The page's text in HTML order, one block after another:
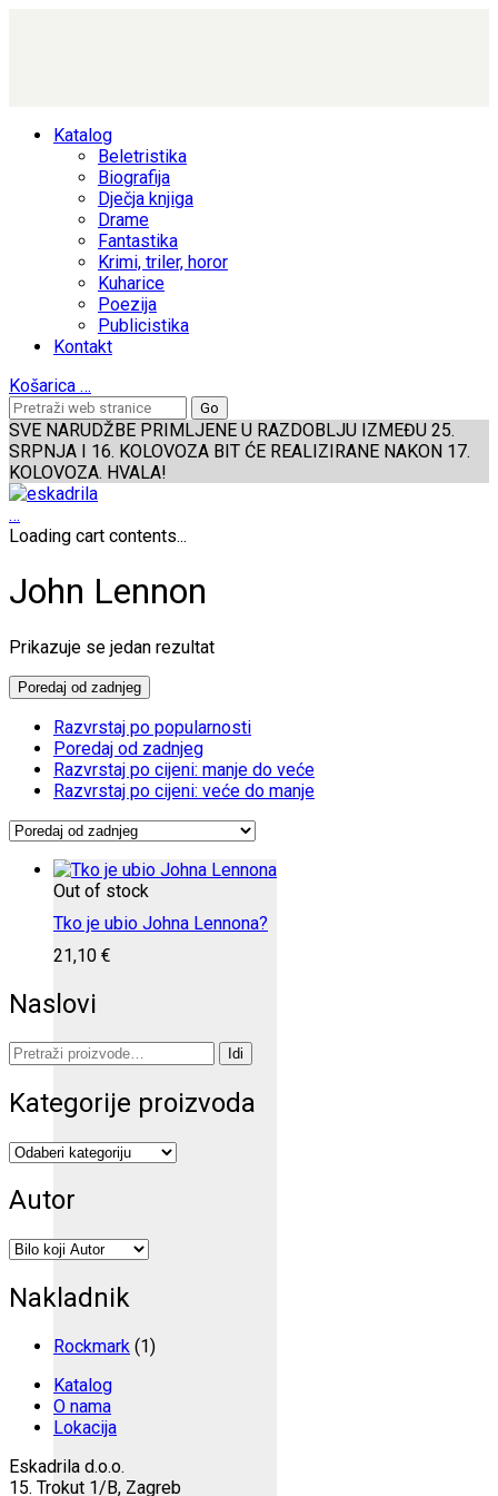
Katalog
Beletristika
Biografija
Dječja knjiga
Drame
Fantastika
Krimi, triler, horor
Kuharice
Poezija
Publicistika
Kontakt
Košarica …
SVE NARUDŽBE PRIMLJENE U RAZDOBLJU IZMEĐU 25.
SRPNJA I 16. KOLOVOZA BIT ĆE REALIZIRANE NAKON 17.
KOLOVOZA. HVALA!
…
Loading cart contents...
John Lennon
Prikazuje se jedan rezultat
Poredaj od zadnjeg
Razvrstaj po popularnosti
Poredaj od zadnjeg
Razvrstaj po cijeni: manje do veće
Razvrstaj po cijeni: veće do manje
Out of stock
Tko je ubio Johna Lennona?
21,10 €
Naslovi
Pretraži: Idi
Kategorije proizvoda
Autor
Nakladnik
Rockmark (1)
Katalog
O nama
Lokacija
Eskadrila d.o.o.
15. Trokut 1/B, Zagreb